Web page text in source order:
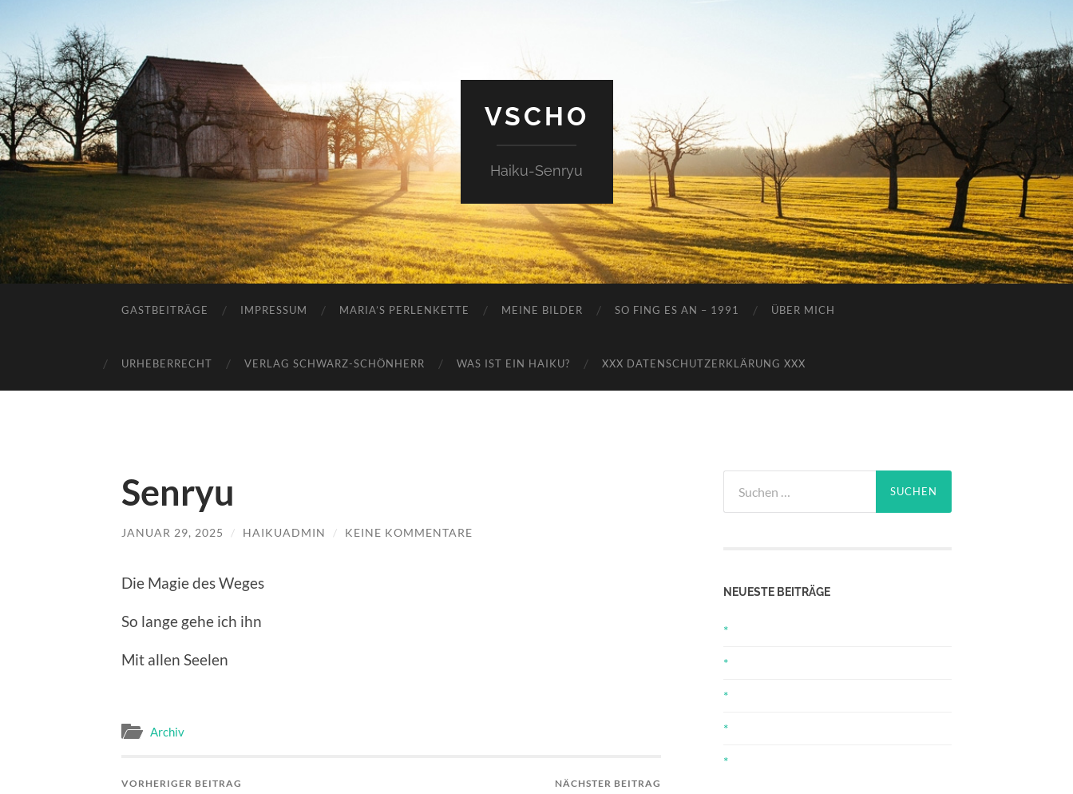
VSCHO
Haiku-Senryu
GASTBEITRÄGE IMPRESSUM MARIA’S PERLENKETTE MEINE BILDER SO FING ES AN – 1991 ÜBER MICH
URHEBERRECHT VERLAG SCHWARZ-SCHÖNHERR WAS IST EIN HAIKU? XXX DATENSCHUTZERKLÄRUNG XXX
Senryu
JANUAR 29, 2025 / HAIKUADMIN / KEINE KOMMENTARE
Die Magie des Weges
So lange gehe ich ihn
Mit allen Seelen
Archiv
VORHERIGER BEITRAG NÄCHSTER BEITRAG
nach:
NEUESTE BEITRÄGE
*
*
*
*
*